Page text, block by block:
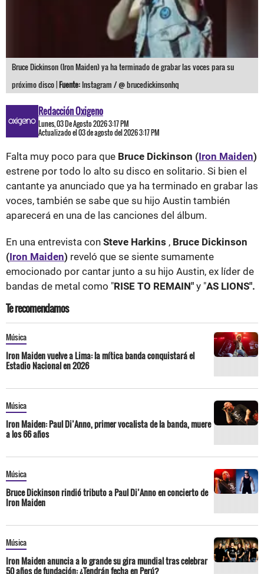
Bruce Dickinson (Iron Maiden) ya ha terminado de grabar las voces para su
próximo disco |Fuente: Instagram / @ brucedickinsonhq
Redacción Oxigeno
Lunes, 03 De Agosto 2026 3:17 PM
Actualizado el 03 de agosto del 2026 3:17 PM
Falta muy poco para que Bruce Dickinson (Iron Maiden)
estrene por todo lo alto su disco en solitario. Si bien el
cantante ya anunciado que ya ha terminado en grabar las
voces, también se sabe que su hijo Austin también
aparecerá en una de las canciones del álbum.
En una entrevista con Steve Harkins , Bruce Dickinson
(Iron Maiden) reveló que se siente sumamente
emocionado por cantar junto a su hijo Austin, ex líder de
bandas de metal como "RISE TO REMAIN" y "AS LIONS".
Te recomendamos
Música
Iron Maiden vuelve a Lima: la mítica banda conquistará el
Estadio Nacional en 2026
Música
Iron Maiden: Paul Di’Anno, primer vocalista de la banda, muere
a los 66 años
Música
Bruce Dickinson rindió tributo a Paul Di’Anno en concierto de
Iron Maiden
Música
Iron Maiden anuncia a lo grande su gira mundial tras celebrar
50 años de fundación: ¿Tendrán fecha en Perú?